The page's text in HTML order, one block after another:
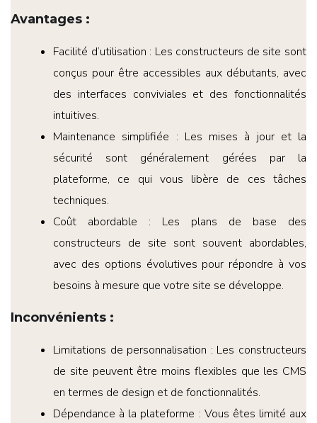
Avantages :
Facilité d’utilisation : Les constructeurs de site sont
conçus pour être accessibles aux débutants, avec
des interfaces conviviales et des fonctionnalités
intuitives.
Maintenance simplifiée : Les mises à jour et la
sécurité sont généralement gérées par la
plateforme, ce qui vous libère de ces tâches
techniques.
Coût abordable : Les plans de base des
constructeurs de site sont souvent abordables,
avec des options évolutives pour répondre à vos
besoins à mesure que votre site se développe.
Inconvénients :
Limitations de personnalisation : Les constructeurs
de site peuvent être moins flexibles que les CMS
en termes de design et de fonctionnalités.
Dépendance à la plateforme : Vous êtes limité aux